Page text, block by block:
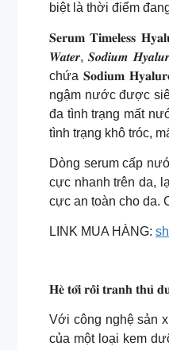
biệt là thời điểm
𝐒𝐞𝐫𝐮𝐦 𝐓𝐢𝐦𝐞𝐥𝐞𝐬𝐬
𝑾𝒂𝒕𝒆𝒓, 𝑺𝒐𝒅𝒊𝒖𝒎
chứa 𝐒𝐨𝐝𝐢𝐮𝐦
ngậm nước được
đa tình trạng mất
tình trạng khô tróc,
Dòng serum cấp
cực nhanh trên da,
cực an toàn cho da.
LINK MUA HÀNG:
𝐇𝐞̀ 𝐭𝐨̛́𝐢 𝐫𝐨̂̀𝐢 𝐭𝐫𝐚𝐧𝐡 𝐭𝐡𝐮̉
Với công nghệ sản
của một loại kem